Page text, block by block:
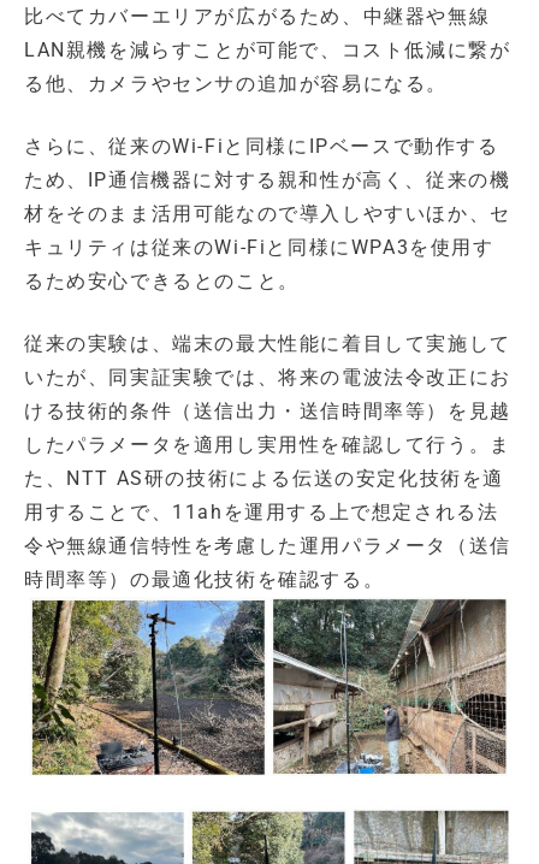
比べてカバーエリアが広がるため、中継器や無線
LAN親機を減らすことが可能で、コスト低減に繋が
る他、カメラやセンサの追加が容易になる。
さらに、従来のWi-Fiと同様にIPベースで動作する
ため、IP通信機器に対する親和性が高く、従来の機
材をそのまま活用可能なので導入しやすいほか、セ
キュリティは従来のWi-Fiと同様にWPA3を使用す
るため安心できるとのこと。
従来の実験は、端末の最大性能に着目して実施して
いたが、同実証実験では、将来の電波法令改正にお
ける技術的条件（送信出力・送信時間率等）を見越
したパラメータを適用し実用性を確認して行う。ま
た、NTT AS研の技術による伝送の安定化技術を適
用することで、11ahを運用する上で想定される法
令や無線通信特性を考慮した運用パラメータ（送信
時間率等）の最適化技術を確認する。